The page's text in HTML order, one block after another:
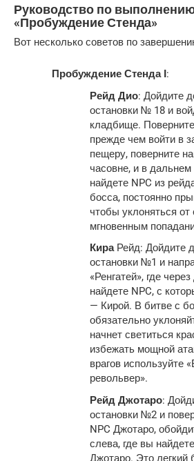
Руководство по
«Пробуждение Стенда»
Вот несколько советов по
Пробуждение Стенда I:
Рейд Дио: Дойдите
остановки № 18 и
кладбище.
прежде чем войти в
пещеру, поверните
часовне, и в
найдете NPC из
босса, постоянно
чтобы уклоняться от
мгновенным
КираРейд: Дойдите
остановки №1 и
«Ренгатей», где
найдете NPC, с
— Кирой. В битве с
обязательно
начнет светиться
избежать мощной
врагов используйте
револьвер».
Рейд Джотаро:
остановки №2 и
NPC Джотаро,
слева, где вы
Джотаро. Это легкий